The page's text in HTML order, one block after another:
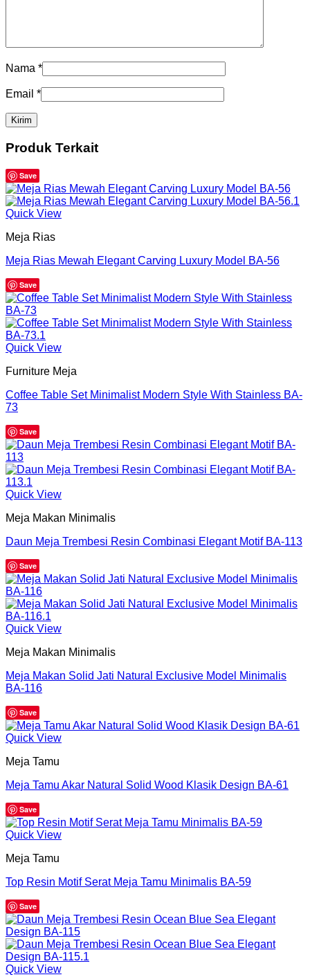
Nama *
Email *
Produk Terkait
Save
Quick View
Meja Rias
Meja Rias Mewah Elegant Carving Luxury Model BA-56
Save
Quick View
Furniture Meja
Coffee Table Set Minimalist Modern Style With Stainless BA-
73
Save
Quick View
Meja Makan Minimalis
Daun Meja Trembesi Resin Combinasi Elegant Motif BA-113
Save
Quick View
Meja Makan Minimalis
Meja Makan Solid Jati Natural Exclusive Model Minimalis
BA-116
Save
Quick View
Meja Tamu
Meja Tamu Akar Natural Solid Wood Klasik Design BA-61
Save
Quick View
Meja Tamu
Top Resin Motif Serat Meja Tamu Minimalis BA-59
Save
Quick View